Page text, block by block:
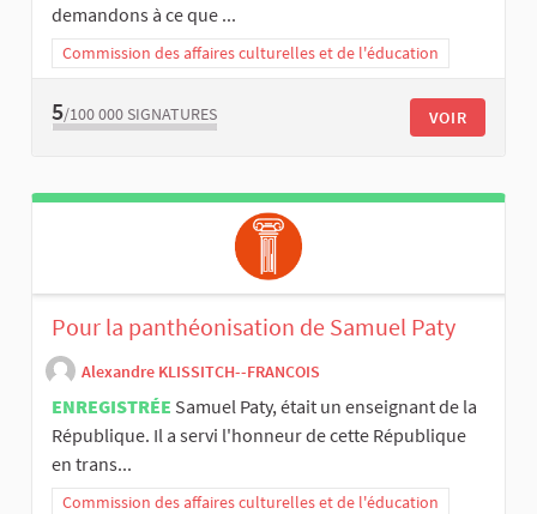
demandons à ce que ...
Commission des affaires culturelles et de l'éducation
5/100 000 SIGNATURES VOIR
Pour la panthéonisation de Samuel Paty
Alexandre KLISSITCH--FRANCOIS
ENREGISTRÉE Samuel Paty, était un enseignant de la
République. Il a servi l'honneur de cette République
en trans...
Commission des affaires culturelles et de l'éducation